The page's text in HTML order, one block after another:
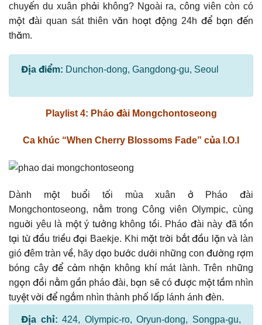
chuyến du xuân phải không? Ngoài ra, công viên còn có
một đài quan sát thiên văn hoạt động 24h để bạn đến
thăm.
Địa điểm: Dunchon-dong, Gangdong-gu, Seoul
Playlist 4: Pháo đài Mongchontoseong
Ca khúc “When Cherry Blossoms Fade” của I.O.I
Dành một buổi tối mùa xuân ở Pháo đài
Mongchontoseong, nằm trong Công viên Olympic, cùng
nguời yêu là một ý tưởng không tồi. Pháo đài này đã tồn
tại từ đầu triều đại Baekje. Khi mặt trời bắt đầu lặn và làn
gió đêm tràn về, hãy dạo bước dưới những con đường rợm
bóng cây để cảm nhận không khí mát lành. Trên những
ngọn đồi nằm gần pháo đài, bạn sẽ có được một tầm nhìn
tuyệt vời để ngắm nhìn thành phố lấp lánh ánh đèn.
Địa chỉ:424, Olympic-ro, Oryun-dong, Songpa-gu,